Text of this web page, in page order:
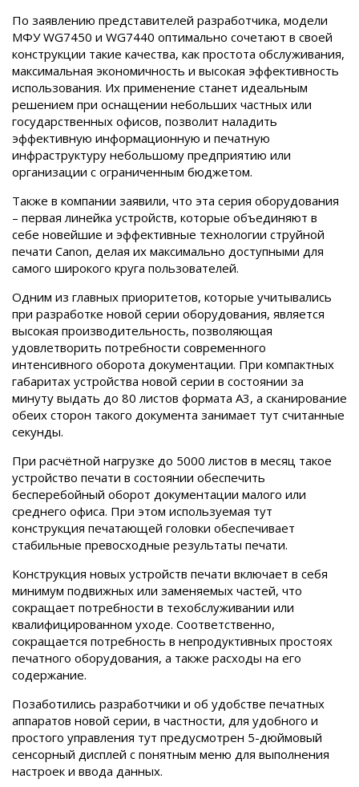
По заявлению представителей разработчика, модели
МФУ WG7450 и WG7440 оптимально сочетают в своей
конструкции такие качества, как простота обслуживания,
максимальная экономичность и высокая эффективность
использования. Их применение станет идеальным
решением при оснащении небольших частных или
государственных офисов, позволит наладить
эффективную информационную и печатную
инфраструктуру небольшому предприятию или
организации с ограниченным бюджетом.
Также в компании заявили, что эта серия оборудования
– первая линейка устройств, которые объединяют в
себе новейшие и эффективные технологии струйной
печати Canon, делая их максимально доступными для
самого широкого круга пользователей.
Одним из главных приоритетов, которые учитывались
при разработке новой серии оборудования, является
высокая производительность, позволяющая
удовлетворить потребности современного
интенсивного оборота документации. При компактных
габаритах устройства новой серии в состоянии за
минуту выдать до 80 листов формата A3, а сканирование
обеих сторон такого документа занимает тут считанные
секунды.
При расчётной нагрузке до 5000 листов в месяц такое
устройство печати в состоянии обеспечить
бесперебойный оборот документации малого или
среднего офиса. При этом используемая тут
конструкция печатающей головки обеспечивает
стабильные превосходные результаты печати.
Конструкция новых устройств печати включает в себя
минимум подвижных или заменяемых частей, что
сокращает потребности в техобслуживании или
квалифицированном уходе. Соответственно,
сокращается потребность в непродуктивных простоях
печатного оборудования, а также расходы на его
содержание.
Позаботились разработчики и об удобстве печатных
аппаратов новой серии, в частности, для удобного и
простого управления тут предусмотрен 5-дюймовый
сенсорный дисплей с понятным меню для выполнения
настроек и ввода данных.